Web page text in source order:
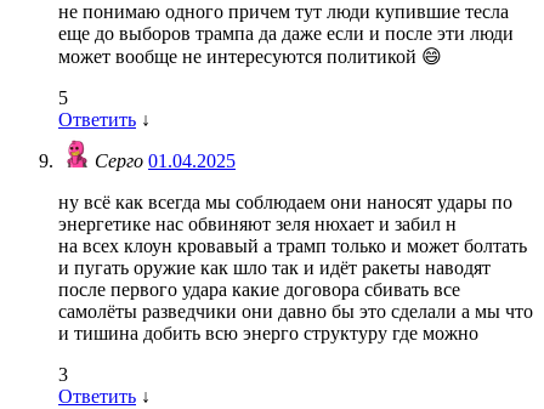
не понимаю одного причем тут люди купившие тесла
еще до выборов трампа да даже если и после эти люди
может вообще не интересуются политикой 😄
5
Ответить ↓
Серго 01.04.2025
ну всё как всегда мы соблюдаем они наносят удары по
энергетике нас обвиняют зеля нюхает и забил н
на всех клоун кровавый а трамп только и может болтать
и пугать оружие как шло так и идёт ракеты наводят
после первого удара какие договора сбивать все
самолёты разведчики они давно бы это сделали а мы что
и тишина добить всю энерго структуру где можно
3
Ответить ↓